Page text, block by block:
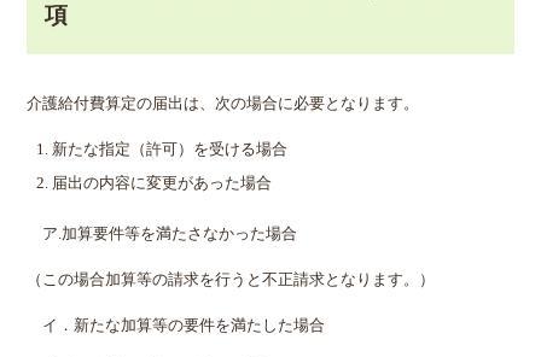
項
介護給付費算定の届出は、次の場合に必要となります。
新たな指定（許可）を受ける場合
届出の内容に変更があった場合
ア.加算要件等を満たさなかった場合
（この場合加算等の請求を行うと不正請求となります。）
イ．新たな加算等の要件を満たした場合